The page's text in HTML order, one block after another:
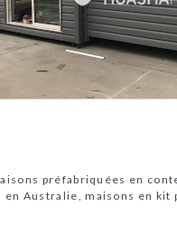
préfabriquées en
en Australie, maisons en kit